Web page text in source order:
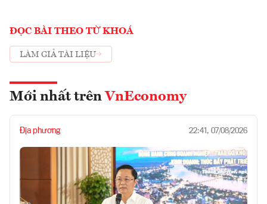
ĐỌC BÀI THEO TỪ KHOÁ
LÀM GIẢ TÀI LIỆU
Mới nhất trên VnEconomy
Địa phương 22:41, 07/08/2026